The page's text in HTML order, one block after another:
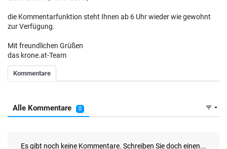
die Kommentarfunktion steht Ihnen ab 6 Uhr wieder wie gewohnt
zur Verfügung.
Mit freundlichen Grüßen
das krone.at-Team